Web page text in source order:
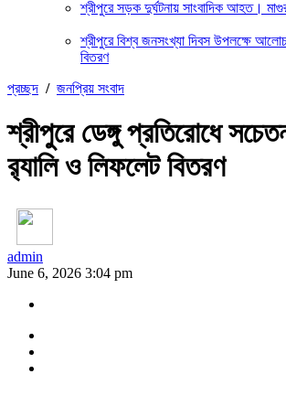
শ্রীপুরে সড়ক দুর্ঘটনায় সাংবাদিক আহত।
শ্রীপুরে বিশ্ব জনসংখ্যা দিবস উপলক্ষে
বিতরণ
প্রচ্ছদ / জনপ্রিয় সংবাদ
শ্রীপুরে ডেঙ্গু প্রতিরোধে
র‍্যালি ও লিফলেট বিতরণ
admin
June 6, 2026 3:04 pm